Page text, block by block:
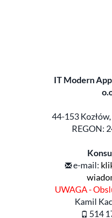
IT Modern
44-153
REGON:
e-mail:
UWAGA -
Kamil
514